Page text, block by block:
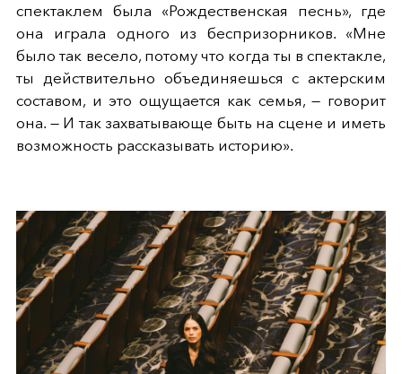
спектаклем была «Рождественская песнь», где
она играла одного из беспризорников. «Мне
было так весело, потому что когда ты в спектакле,
ты действительно объединяешься с актерским
составом, и это ощущается как семья, — говорит
она. — И так захватывающе быть на сцене и иметь
возможность рассказывать историю».